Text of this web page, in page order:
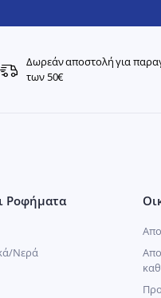
Δωρεάν αποστολή για
των 50€
Ροφήματα
Νερά